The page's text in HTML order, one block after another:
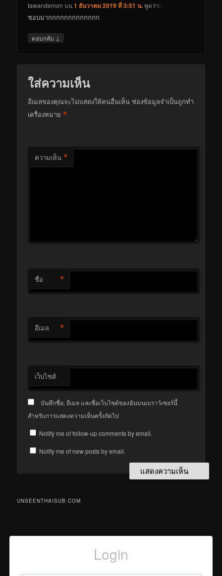
tawandemon บน1 ธันวาคม 2019 ที่ 3:51 น.พูดว่า:
ชอบมากกกกกกกกกกกกก
ตอบกลับ ↓
ใส่ความเห็น
อีเมลของคุณจะไม่แสดงให้คนอื่นเห็น ช่องข้อมูลจำเป็นถูกทำ
เครื่องหมาย*
ความเห็น *
ชื่อ *
อีเมล *
เว็บไซต์
บันทึกชื่อ, อีเมล และชื่อเว็บไซต์ของฉันบนเบราว์เซอร์นี้
สำหรับการแสดงความเห็นครั้งถัดไป
Notify me of follow-up comments by email.
Notify me of new posts by email.
UNSEENTHAISUB.COM
Login